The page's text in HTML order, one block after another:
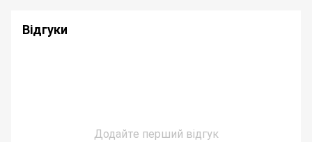
Відгуки
Додайте перший відгук